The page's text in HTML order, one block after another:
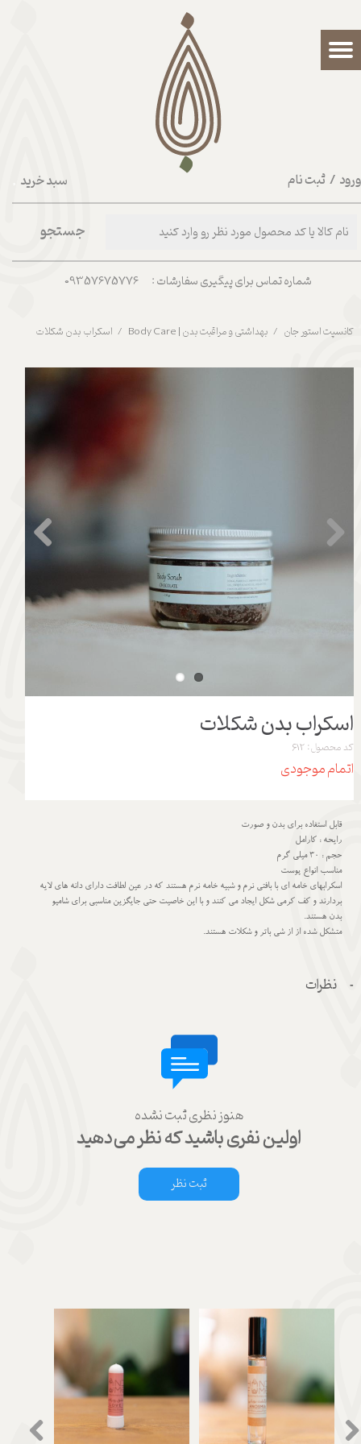
سبد خرید / ثبت نام
حساب کاربری من
تغییر گذر واژه
شماره تماس برای پیگیری سفارشات : 09357675776
جستجو
کانسپت استور جان بهداشتی و مراقبت بدن | Body Care اسکراب بدن شکلات
اسکراب بدن شکلات
کد محصول: 612
اتمام موجودی
قابل استفاده برای بدن و صورت
رایحه : کارامل
حجم : 30 میلی گرم
مناسب انواع پوست
اسکرابهای خامه ای با بافتی نرم و شبیه خامه نرم هستند که در عین لطافت دارای دانه های لایه
بردارند و کف کرمی شکل ایجاد می کنند و با این خاصیت حتی جایگزین مناسبی برای شامپو
بدن هستند.
متشکل شده از از شی باتر و شکلات هستند.
نظرات
هنوز نظری ثبت نشده
اولین نفری باشید که نظر می‌دهید
ثبت نظر